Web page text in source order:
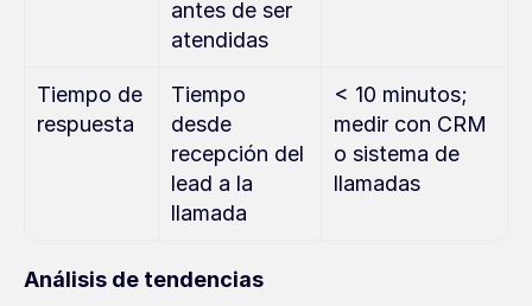
antes de ser
atendidas
Tiempo de
respuesta
Tiempo
desde
recepción del
lead a la
llamada
< 10 minutos;
medir con CRM
o sistema de
llamadas
Análisis de tendencias